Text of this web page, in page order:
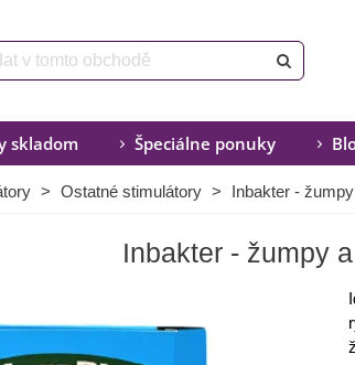
skladom Špeciálne ponuky
> Ostatné stimulátory > Inbakter -
Inbakter - žumpy